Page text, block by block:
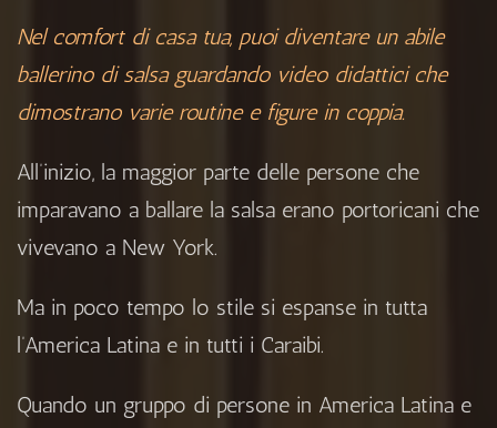
Nel comfort di casa tua, puoi diventare un abile
ballerino di salsa guardando video didattici che
dimostrano varie routine e figure in coppia.
All’inizio, la maggior parte delle persone che
imparavano a ballare la salsa erano portoricani che
vivevano a New York.
Ma in poco tempo lo stile si espanse in tutta
l’America Latina e in tutti i Caraibi.
Quando un gruppo di persone in America Latina e